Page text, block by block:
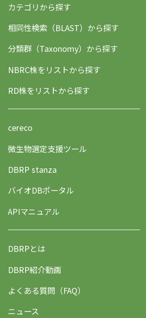
カテゴリから探す
相同性検索（BLAST）から探す
分類群（Taxonomy）から探す
NBRC株をリストから探す
RD株をリストから探す
cereco
微生物選定支援ツール
DBRP stanza
バイオDBポータル
APIマニュアル
DBRPとは
DBRP紹介動画
よくある質問（FAQ）
ニュース